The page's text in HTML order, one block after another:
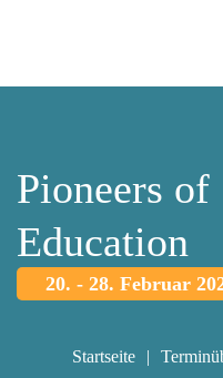
Pioneers of
Education
20. - 28. Februar
Startseite